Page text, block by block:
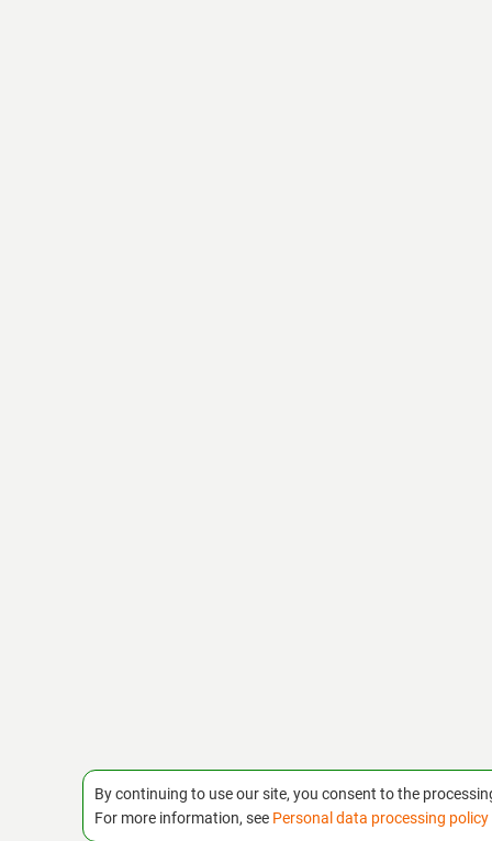
By continuing to use our site, you consent to the
For more information, see Personal data processing policy